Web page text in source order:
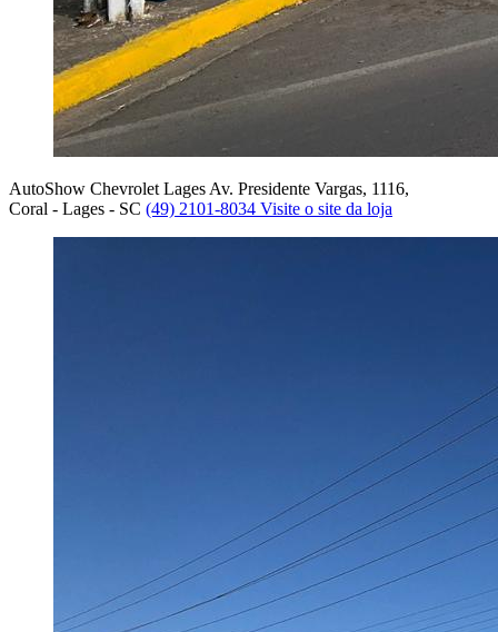
AutoShow Chevrolet Lages Av. Presidente Vargas, 1116,
Coral - Lages - SC (49) 2101-8034 Visite o site da loja